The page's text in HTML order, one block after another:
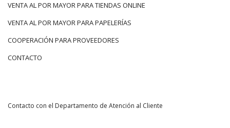
VENTA AL POR MAYOR PARA TIENDAS ONLINE
VENTA AL POR MAYOR PARA PAPELERÍAS
COOPERACIÓN PARA PROVEEDORES
CONTACTO
Contacto con el Departamento de Atención al Cliente